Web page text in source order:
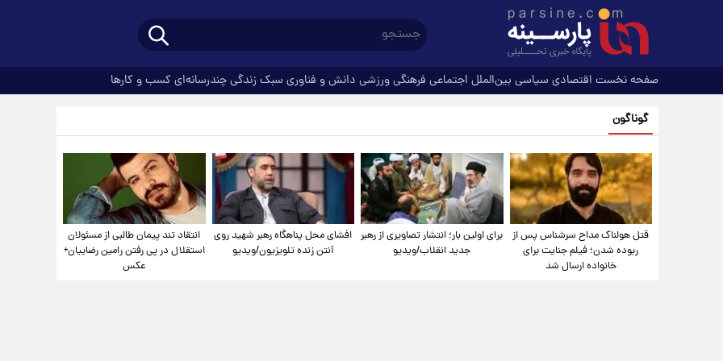
صفحه نخست اقتصادی سیاسی بین‌الملل اجتماعی فرهنگیورزشی دانش و فناوری سبک زندگیچندرسانه‌ای کسب و کارها
گوناگون
قتل هولناک مداح سرشناس پس از
ربوده شدن؛ فیلم جنایت برای
خانواده ارسال شد
برای اولین بار؛ انتشار تصاویری از رهبر
جدید انقلاب/ویدیو
افشای محل پناهگاه‌ رهبر شهید روی
آنتن زنده تلویزیون/ویدیو
انتقاد تند پیمان طالبی از مسئولان
استقلال در پی رفتن رامین رضاییان+
عکس